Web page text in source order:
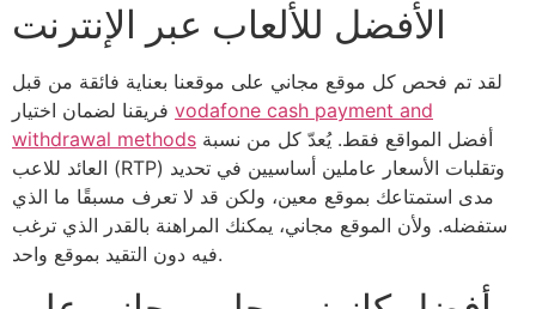
الأفضل للألعاب عبر الإنترنت
لقد تم فحص كل موقع مجاني على موقعنا بعناية فائقة من قبل
vodafone cash payment and
withdrawal methods
العائد للاعب (RTP) وتقلبات الأسعار عاملين أساسيين في تحديد
مدى استمتاعك بموقع معين، ولكن قد لا تعرف مسبقًا ما الذي
ستفضله. ولأن الموقع مجاني، يمكنك المراهنة بالقدر الذي ترغب
فيه دون التقيد بموقع واحد.